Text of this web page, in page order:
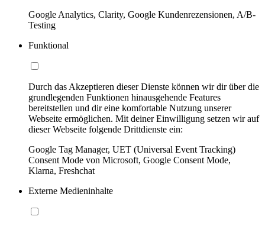
Google Analytics, Clarity, Google Kundenrezensionen, A/B-
Testing
Funktional
Durch das Akzeptieren dieser Dienste können wir dir über die
grundlegenden Funktionen hinausgehende Features
bereitstellen und dir eine komfortable Nutzung unserer
Webseite ermöglichen. Mit deiner Einwilligung setzen wir auf
dieser Webseite folgende Drittdienste ein:
Google Tag Manager, UET (Universal Event Tracking)
Consent Mode von Microsoft, Google Consent Mode,
Klarna, Freshchat
Externe Medieninhalte